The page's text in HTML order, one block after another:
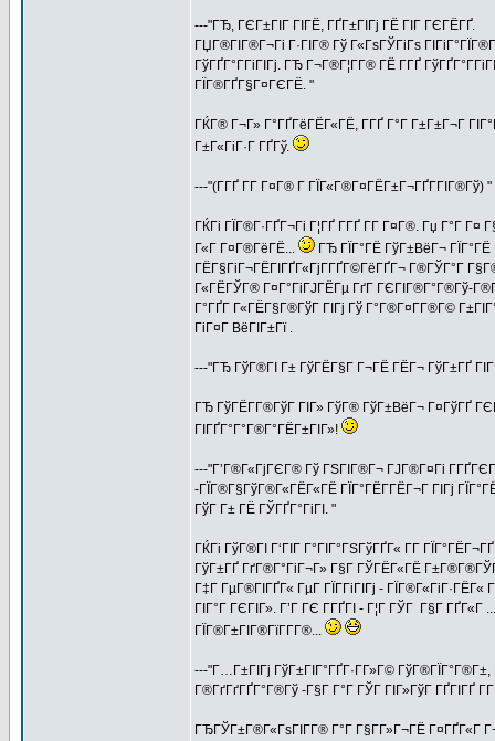
---"ГЂ, ГЄГ±ГІГ ГІГЁ, ГҐГ±ГІГј ГЁ ГІГ ГЄГЁГҐ.
ГЏГ®ГІГ®Г¬Гі Г·ГІГ® Гў Г«ГѕГЎГіГѕ
ГўГҐГ°Г­ГіГІГј. ГЂ Г¬Г®Г¦Г­Г® ГЁ Г­ГҐ
ГЇГ®ГҐГ§Г¤ГЄГЁ. "
ГЌГ® Г¬Г» Г°ГҐГёГЁГ«ГЁ, Г­ГҐ Г°Г Г±Г±Г¬Г
Г±Г«ГіГ·Г ГҐГў.
---"(Г­ГҐ Г­Г Г¤Г® Г ГЇГ«Г®Г¤ГЁГ±Г¬ГҐГ­ГІГ®Гў) "
ГЌГі ГЇГ®Г·ГҐГ¬Гі Г¦ГҐ Г­ГҐ Г­Г Г¤Г®. Гџ Г°Г
Г«Г Г¤Г®ГёГЁ...
ГЂ ГЇГ°ГЁ ГўГ±ВёГ¬
ГЁГ§ГіГ¬ГЁГІГҐГ«ГјГ­ГҐГ©ГёГҐГ¬ Г®ГЎГ°Г
Г«ГЁГЎГ® Г¤Г°ГіГЈГЁГµ ГґГ ГЄГІГ®Г°Г®Гў-
Г°ГҐГ Г«ГЁГ§Г®ГўГ ГІГј Гў Г°Г®Г¤Г­Г®Г©
ГіГ¤Г ВёГІГ±Гї .
---"ГЂ ГўГ®ГІ Г± ГўГЁГ§Г Г¬ГЁ ГЁГ¬ ГўГ±ГҐ
ГЂ ГўГЁГ­Г®ГўГ ГІГ» ГўГ® ГўГ±ВёГ¬ Г¤ГўГҐ
ГІГҐГ°Г°Г®Г°ГЁГ±ГІГ»!
---"Г’Г®Г«ГјГЄГ® Гў ГЅГІГ®Г¬ ГЈГ®Г¤Гі
-ГЇГ®Г§ГўГ®Г«ГЁГ«ГЁ ГЇГ°ГЁГ­ГЁГ¬Г ГІГј
ГўГ Г± ГЁ ГЎГҐГ°ГіГІ. "
ГЌГі ГўГ®ГІ Г‘ГІГ Г°ГІГ°ГЅГўГҐГ« Г­Г
ГўГ±ГҐ ГґГ®Г°ГіГ¬Г» Г§Г ГЎГЁГ«ГЁ
Г‡Г ГµГ®ГІГҐГ« ГµГ ГЇГ­ГіГІГј -
ГІГ°Г ГЄГІГ». Г’Г ГЄ Г­ГҐГІ - Г¦Г ГЎГ Г§Г ГҐГ«Г
ГЇГ®Г±ГІГ®ГїГ­Г­Г®...
---"Г…Г±ГІГј ГўГ±ГІГ°ГҐГ·Г­Г»Г©
Г®ГґГґГҐГ°Г®Гў -Г§Г Г°Г ГЎГ ГІГ»ГўГ ГҐГІГҐ
ГЂГЎГ±Г®Г«ГѕГІГ­Г® Г°Г Г§Г­Г»Г¬ГЁ Г¤ГҐГ«Г